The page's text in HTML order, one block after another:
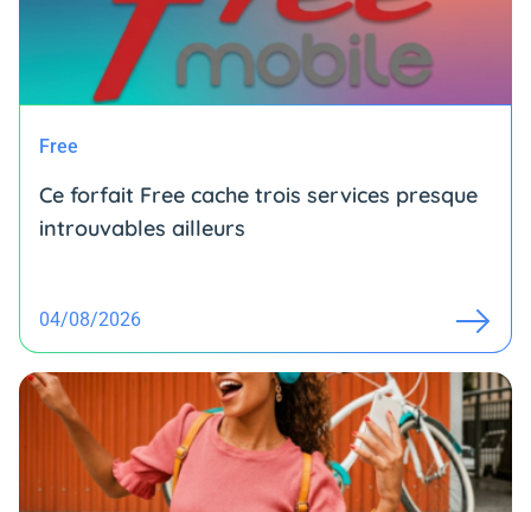
Free
Ce forfait Free cache trois services presque
introuvables ailleurs
04/08/2026